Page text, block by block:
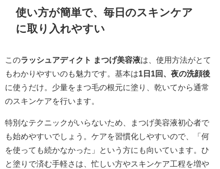
使い方が簡単で、毎日のスキンケア
に取り入れやすい
このラッシュアディクト まつげ美容液は、使用方法がとて
もわかりやすいのも魅力です。基本は1日1回、夜の洗顔後
に使うだけ。少量をまつ毛の根元に塗り、乾いてから通常
のスキンケアを行います。
特別なテクニックがいらないため、まつげ美容液初心者で
も始めやすいでしょう。ケアを習慣化しやすいので、「何
を使っても続かなかった」という方にも向いています。ひ
と塗りで済む手軽さは、忙しい方やスキンケア工程を増や